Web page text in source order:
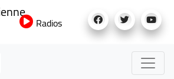
au
Radios